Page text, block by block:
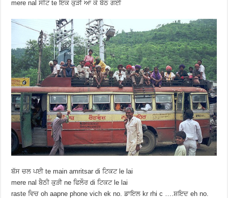
mere nal ਸੀਟ te ਇਕ ਕੁੜੀ ਆ ਕੇ ਬੈਠ ਗਈ
ਬੱਸ ਚਲ ਪਈ te main amritsar di ਟਿਕਟ le lai
mere nal ਬੈਠੀ ਕੁੜੀ ne ਫਿਲੌਰ di ਟਿਕਟ le lai
raste ਵਿਚ oh aapne phone vich ek no. ਡਾਇਲ kr rhi c ….ਸ਼ਇਦ eh no.